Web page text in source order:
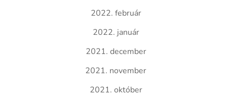
2022. február
2022. január
2021. december
2021. november
2021. október